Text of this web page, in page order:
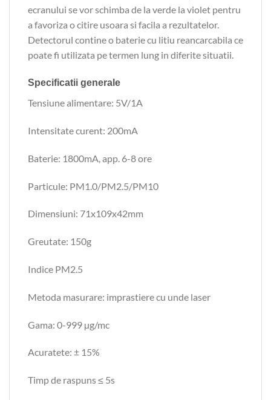
ecranului se vor schimba de la verde la violet pentru
a favoriza o citire usoara si facila a rezultatelor.
Detectorul contine o baterie cu litiu reancarcabila ce
poate fi utilizata pe termen lung in diferite situatii.
Specificatii generale
Tensiune alimentare: 5V/1A
Intensitate curent: 200mA
Baterie: 1800mA, app. 6-8 ore
Particule: PM1.0/PM2.5/PM10
Dimensiuni: 71x109x42mm
Greutate: 150g
Indice PM2.5
Metoda masurare: imprastiere cu unde laser
Gama: 0-999 µg/mc
Acuratete: ± 15%
Timp de raspuns ≤ 5s